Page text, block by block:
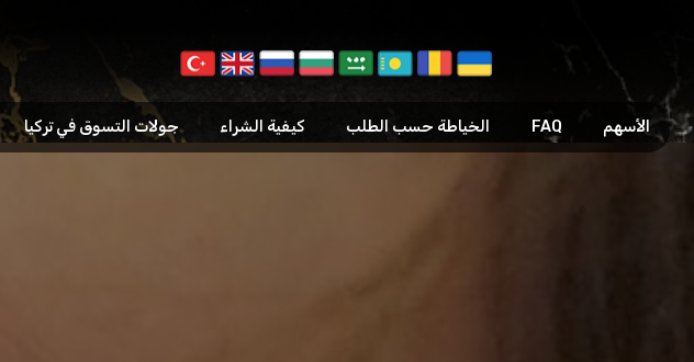
جولات التسوق في تركيا كيفية الشراء الخياطة حسب الطلب FAQ الأسهم